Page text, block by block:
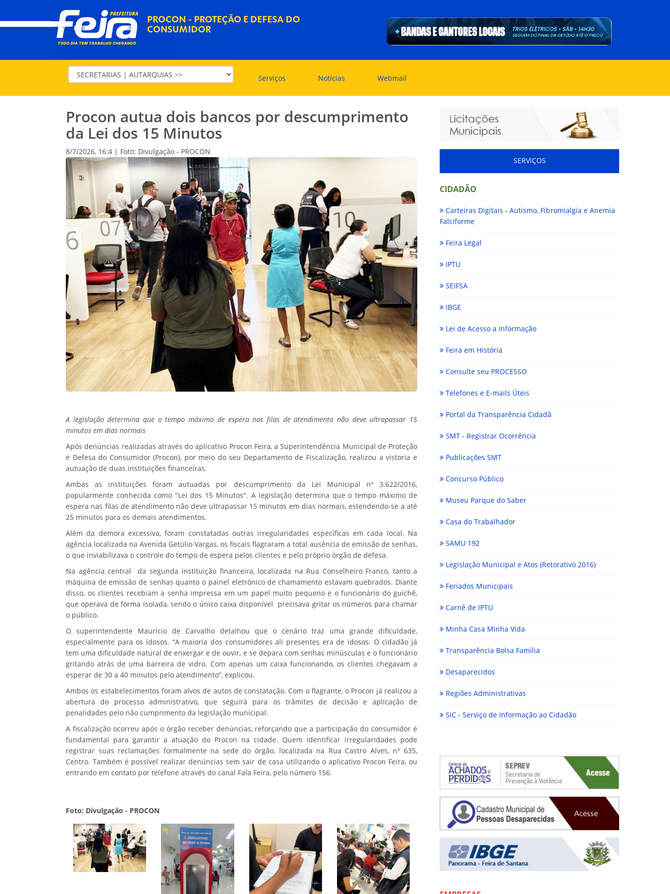
PROCON - PROTEÇÃO E DEFESA DO
CONSUMIDOR
Serviços Notícias Webmail
Procon autua dois bancos por descumprimento
da Lei dos 15 Minutos
8/7/2026, 16:4 | Foto: Divulgação - PROCON
A legislação determina que o tempo máximo de espera nas filas de atendimento não deve ultrapassar 15
minutos em dias normais
Após denúncias realizadas através do aplicativo Procon Feira, a Superintendência Municipal de Proteção
e Defesa do Consumidor (Procon), por meio do seu Departamento de Fiscalização, realizou a vistoria e
autuação de duas instituições financeiras.
Ambas as instituições foram autuadas por descumprimento da Lei Municipal nº 3.622/2016,
popularmente conhecida como "Lei dos 15 Minutos". A legislação determina que o tempo máximo de
espera nas filas de atendimento não deve ultrapassar 15 minutos em dias normais, estendendo-se a até
25 minutos para os demais atendimentos.
Além da demora excessiva, foram constatadas outras irregularidades específicas em cada local. Na
agência localizada na Avenida Getúlio Vargas, os fiscais flagraram a total ausência de emissão de senhas,
o que inviabilizava o controle do tempo de espera pelos clientes e pelo próprio órgão de defesa.
Na agência central da segunda instituição financeira, localizada na Rua Conselheiro Franco, tanto a
máquina de emissão de senhas quanto o painel eletrônico de chamamento estavam quebrados. Diante
disso, os clientes recebiam a senha impressa em um papel muito pequeno e o funcionário do guichê,
que operava de forma isolada, sendo o único caixa disponível precisava gritar os números para chamar
o público.
O superintendente Maurício de Carvalho detalhou que o cenário traz uma grande dificuldade,
especialmente para os idosos. “A maioria dos consumidores ali presentes era de idosos. O cidadão já
tem uma dificuldade natural de enxergar e de ouvir, e se depara com senhas minúsculas e o funcionário
gritando atrás de uma barreira de vidro. Com apenas um caixa funcionando, os clientes chegavam a
esperar de 30 a 40 minutos pelo atendimento”, explicou.
Ambos os estabelecimentos foram alvos de autos de constatação. Com o flagrante, o Procon já realizou a
abertura do processo administrativo, que seguirá para os trâmites de decisão e aplicação de
penalidades pelo não cumprimento da legislação municipal.
A fiscalização ocorreu após o órgão receber denúncias, reforçando que a participação do consumidor é
fundamental para garantir a atuação do Procon na cidade. Quem identificar irregularidades pode
registrar suas reclamações formalmente na sede do órgão, localizada na Rua Castro Alves, nº 635,
Centro. Também é possível realizar denúncias sem sair de casa utilizando o aplicativo Procon Feira, ou
entrando em contato por telefone através do canal Fala Feira, pelo número 156.
Foto: Divulgação - PROCON
SERVIÇOS
CIDADÃO
Carteiras Digitais - Autismo, Fibromialgia e Anemia
Falciforme
Feira Legal
IPTU
SEIFSA
IBGE
Lei de Acesso a Informação
Feira em História
Consulte seu PROCESSO
Telefones e E-mails Úteis
Portal da Transparência Cidadã
SMT - Registrar Ocorrência
Publicações SMT
Concurso Público
Museu Parque do Saber
Casa do Trabalhador
SAMU 192
Legislação Municipal e Atos (Retorativo 2016)
Feriados Municipais
Carnê de IPTU
Minha Casa Minha Vida
Transparência Bolsa Família
Desaparecidos
Regiões Administrativas
SIC - Serviço de Informação ao Cidadão